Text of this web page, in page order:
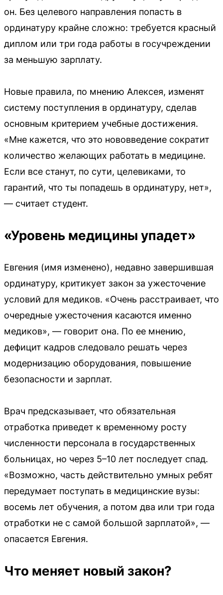
он. Без целевого направления попасть в
ординатуру крайне сложно: требуется красный
диплом или три года работы в госучреждении
за меньшую зарплату.
Новые правила, по мнению Алексея, изменят
систему поступления в ординатуру, сделав
основным критерием учебные достижения.
«Мне кажется, что это нововведение сократит
количество желающих работать в медицине.
Если все станут, по сути, целевиками, то
гарантий, что ты попадешь в ординатуру, нет»,
— считает студент.
«Уровень медицины упадет»
Евгения (имя изменено), недавно завершившая
ординатуру, критикует закон за ужесточение
условий для медиков. «Очень расстраивает, что
очередные ужесточения касаются именно
медиков», — говорит она. По ее мнению,
дефицит кадров следовало решать через
модернизацию оборудования, повышение
безопасности и зарплат.
Врач предсказывает, что обязательная
отработка приведет к временному росту
численности персонала в государственных
больницах, но через 5–10 лет последует спад.
«Возможно, часть действительно умных ребят
передумает поступать в медицинские вузы:
восемь лет обучения, а потом два или три года
отработки не с самой большой зарплатой», —
опасается Евгения.
Что меняет новый закон?